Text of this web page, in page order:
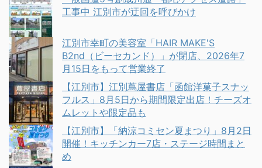
工事中 江別市が迂回を呼びかけ
江別市幸町の美容室「HAIR MAKE'S
B2nd（ビーセカンド）」が閉店、2026年7
月15日をもって営業終了
【江別市】江別蔦屋書店「函館洋菓子スナッ
フルス」8月5日から期間限定出店！チーズオ
ムレットや限定品も
【江別市】「納涼コミセン夏まつり」8月2日
開催！キッチンカー7店・ステージ時間まと
め